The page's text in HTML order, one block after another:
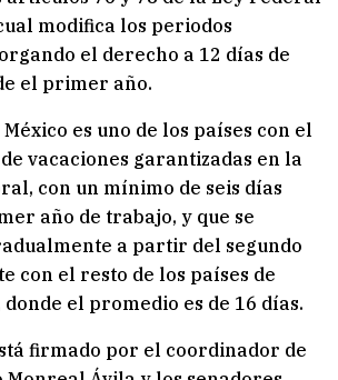
modifica los periodos
el derecho a 12 días de
el primer año.
es uno de los países con el
vacaciones garantizadas en la
con un mínimo de seis días
año de trabajo, y que se
a partir del segundo
con el resto de los países de
el promedio es de 16 días.
firmado por el coordinador de